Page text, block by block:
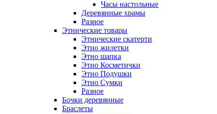
Часы настольные
Деревянные храмы
Разное
Этнические товары
Этнические скатерти
Этно жилетки
Этно шапка
Этно Косметички
Этно Подушки
Этно Сумки
Разное
Бочки деревянные
Браслеты